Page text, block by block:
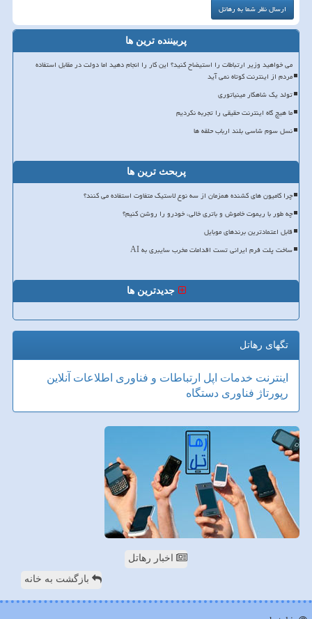
پربیننده ترین ها
می خواهید وزیر ارتباطات را استیضاح کنید؟ این کار را انجام دهید اما دولت در مقابل استفاده
مردم از اینترنت کوتاه نمی آید
تولد یک شاهکار مینیاتوری
ما هیچ گاه اینترنت حقیقی را تجربه نکردیم
نسل سوم شاسی بلند ارباب حلقه ها
پربحث ترین ها
چرا کامیون های کشنده همزمان از سه نوع لاستیک متفاوت استفاده می کنند؟
چه طور با ریموت خاموش و باتری خالی، خودرو را روشن کنیم؟
قابل اعتمادترین برندهای موبایل
ساخت پلت فرم ایرانی تست اقدامات مخرب سایبری به AI
جدیدترین ها
تگهای رهاتل
اینترنت خدمات اپل ارتباطات و فناوری اطلاعات آنلاین
رپورتاژ فناوری دستگاه
اخبار رهاتل
بازگشت به خانه